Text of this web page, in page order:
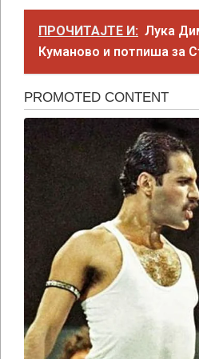
ПРОЧИТАЈТЕ И: Лука
Куманово и потпиша за